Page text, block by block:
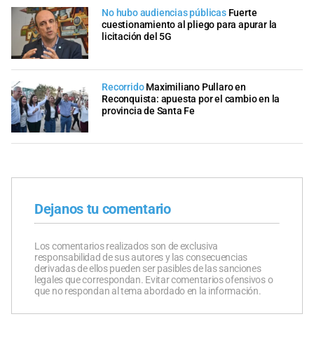
No hubo audiencias públicas Fuerte
cuestionamiento al pliego para apurar la
licitación del 5G
Recorrido Maximiliano Pullaro en
Reconquista: apuesta por el cambio en la
provincia de Santa Fe
Dejanos tu comentario
Los comentarios realizados son de exclusiva
responsabilidad de sus autores y las consecuencias
derivadas de ellos pueden ser pasibles de las sanciones
legales que correspondan. Evitar comentarios ofensivos o
que no respondan al tema abordado en la información.